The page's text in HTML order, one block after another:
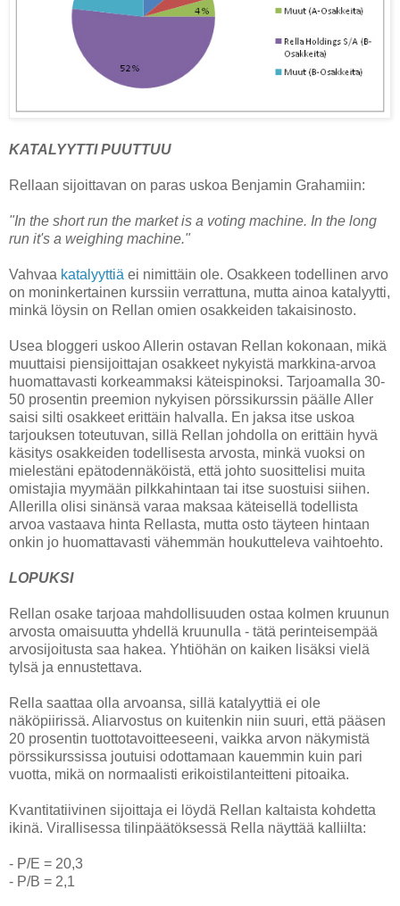
KATALYYTTI PUUTTUU
Rellaan sijoittavan on paras uskoa Benjamin Grahamiin:
"In the short run the market is a voting machine. In the long
run it's a weighing machine."
Vahvaa katalyyttiä ei nimittäin ole. Osakkeen todellinen arvo
on moninkertainen kurssiin verrattuna, mutta ainoa katalyytti,
minkä löysin on Rellan omien osakkeiden takaisinosto.
Usea bloggeri uskoo Allerin ostavan Rellan kokonaan, mikä
muuttaisi piensijoittajan osakkeet nykyistä markkina-arvoa
huomattavasti korkeammaksi käteispinoksi. Tarjoamalla 30-
50 prosentin preemion nykyisen pörssikurssin päälle Aller
saisi silti osakkeet erittäin halvalla. En jaksa itse uskoa
tarjouksen toteutuvan, sillä Rellan johdolla on erittäin hyvä
käsitys osakkeiden todellisesta arvosta, minkä vuoksi on
mielestäni epätodennäköistä, että johto suosittelisi muita
omistajia myymään pilkkahintaan tai itse suostuisi siihen.
Allerilla olisi sinänsä varaa maksaa käteisellä todellista
arvoa vastaava hinta Rellasta, mutta osto täyteen hintaan
onkin jo huomattavasti vähemmän houkutteleva vaihtoehto.
LOPUKSI
Rellan osake tarjoaa mahdollisuuden ostaa kolmen kruunun
arvosta omaisuutta yhdellä kruunulla - tätä perinteisempää
arvosijoitusta saa hakea. Yhtiöhän on kaiken lisäksi vielä
tylsä ja ennustettava.
Rella saattaa olla arvoansa, sillä katalyyttiä ei ole
näköpiirissä. Aliarvostus on kuitenkin niin suuri, että pääsen
20 prosentin tuottotavoitteeseeni, vaikka arvon näkymistä
pörssikurssissa joutuisi odottamaan kauemmin kuin pari
vuotta, mikä on normaalisti erikoistilanteitteni pitoaika.
Kvantitatiivinen sijoittaja ei löydä Rellan kaltaista kohdetta
ikinä. Virallisessa tilinpäätöksessä Rella näyttää kalliilta:
- P/E = 20,3
- P/B = 2,1